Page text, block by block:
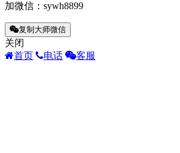
加微信： sywh8899
复制大师微信
关闭
首页
电话 客服